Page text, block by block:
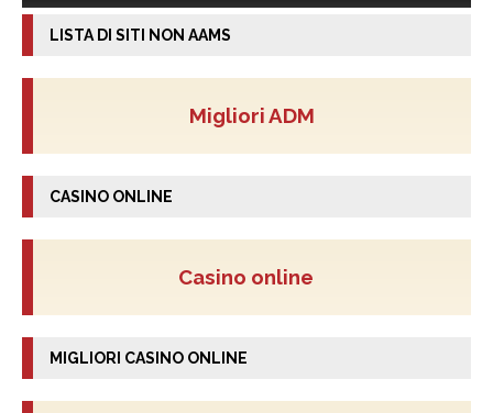
LISTA DI SITI NON AAMS
Migliori ADM
CASINO ONLINE
Casino online
MIGLIORI CASINO ONLINE